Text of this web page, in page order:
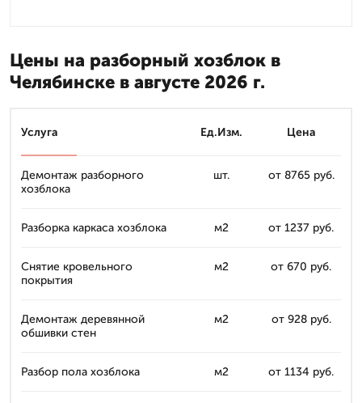
Цены на разборный хозблок в
Челябинске в августе 2026 г.
Услуга Ед.Изм. Цена
Демонтаж разборного
хозблока
шт. от 8765 руб.
Разборка каркаса хозблока м2 от 1237 руб.
Снятие кровельного
покрытия
м2 от 670 руб.
Демонтаж деревянной
обшивки стен
м2 от 928 руб.
Разбор пола хозблока м2 от 1134 руб.